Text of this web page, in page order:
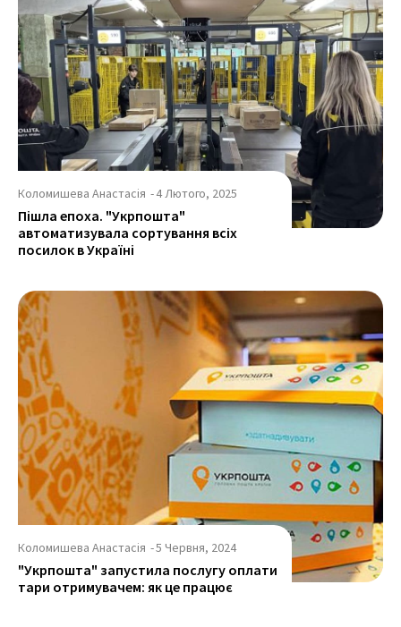
Коломишева Анастасія -4 Лютого, 2025
Пішла епоха. "Укрпошта"
автоматизувала сортування всіх
посилок в Україні
Коломишева Анастасія -5 Червня, 2024
"Укрпошта" запустила послугу оплати
тари отримувачем: як це працює